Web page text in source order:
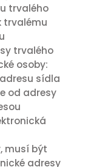
trvalého
trvalému
trvalého
osoby:
sídla
od adresy
musí být
adresy